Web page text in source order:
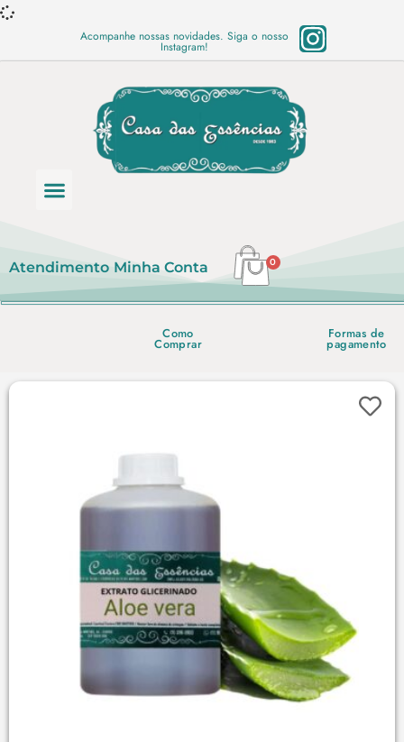
Acompanhe nossas novidades. Siga o nosso
Instagram!
Atendimento Minha Conta 0
Como
Comprar
Formas de
pagamento